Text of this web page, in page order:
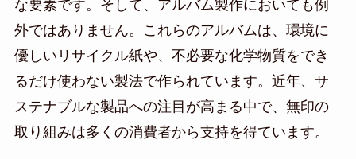
な要素です。そして、アルバム製作においても例
外ではありません。これらのアルバムは、環境に
優しいリサイクル紙や、不必要な化学物質をでき
るだけ使わない製法で作られています。近年、サ
ステナブルな製品への注目が高まる中で、無印の
取り組みは多くの消費者から支持を得ています。